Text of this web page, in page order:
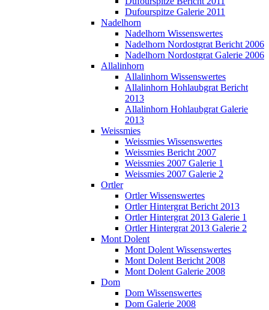
Dufourspitze Galerie 2011
Nadelhorn
Nadelhorn Wissenswertes
Nadelhorn Nordostgrat Bericht 2006
Nadelhorn Nordostgrat Galerie 2006
Allalinhorn
Allalinhorn Wissenswertes
Allalinhorn Hohlaubgrat Bericht
2013
Allalinhorn Hohlaubgrat Galerie
2013
Weissmies
Weissmies Wissenswertes
Weissmies Bericht 2007
Weissmies 2007 Galerie 1
Weissmies 2007 Galerie 2
Ortler
Ortler Wissenswertes
Ortler Hintergrat Bericht 2013
Ortler Hintergrat 2013 Galerie 1
Ortler Hintergrat 2013 Galerie 2
Mont Dolent
Mont Dolent Wissenswertes
Mont Dolent Bericht 2008
Mont Dolent Galerie 2008
Dom
Dom Wissenswertes
Dom Galerie 2008